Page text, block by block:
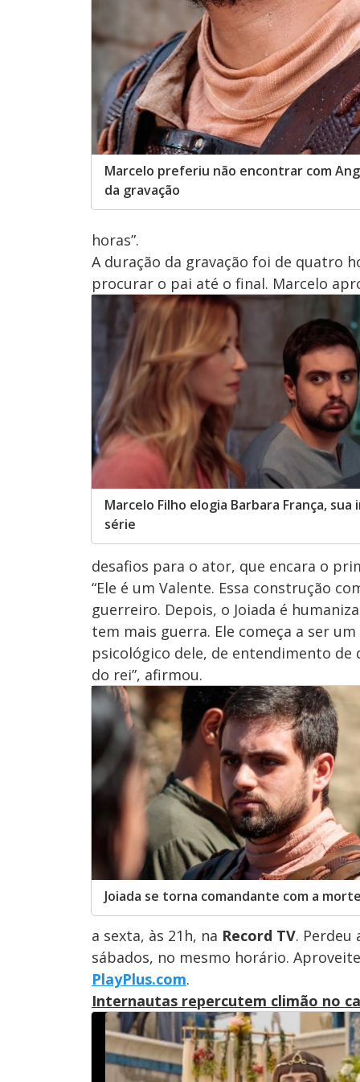
Marcelo preferiu não encontrar com
da gravação
horas”.
A duração da gravação foi de quatro
procurar o pai até o final. Marcelo
Marcelo Filho elogia Barbara França, sua
série
desafios para o ator, que encara o
“Ele é um Valente. Essa construção
guerreiro. Depois, o Joiada é
tem mais guerra. Ele começa a ser
psicológico dele, de entendimento de
do rei”, afirmou.
Joiada se torna comandante com a
a sexta, às 21h, na Record TV. Perdeu
sábados, no mesmo horário.
PlayPlus.com.
Internautas repercutem climão no